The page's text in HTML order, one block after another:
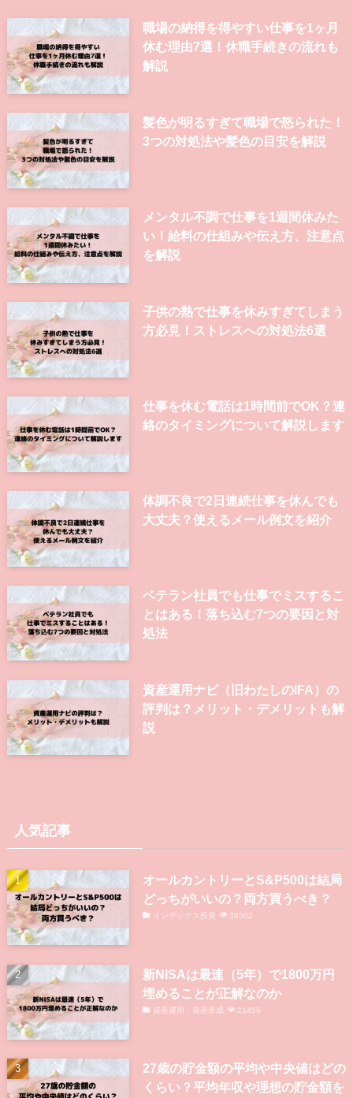
職場の納得を得やすい仕事を1ヶ月
休む理由7選！休職手続きの流れも
解説
髪色が明るすぎて職場で怒られた！
3つの対処法や髪色の目安を解説
メンタル不調で仕事を1週間休みた
い！給料の仕組みや伝え方、注意点
を解説
子供の熱で仕事を休みすぎてしまう
方必見！ストレスへの対処法6選
仕事を休む電話は1時間前でOK？連
絡のタイミングについて解説します
体調不良で2日連続仕事を休んでも
大丈夫？使えるメール例文を紹介
ベテラン社員でも仕事でミスするこ
とはある！落ち込む7つの要因と対
処法
資産運用ナビ（旧わたしのIFA）の
評判は？メリット・デメリットも解
説
人気記事
オールカントリーとS&P500は結局
どっちがいいの？両方買うべき？
インデックス投資 38562
新NISAは最速（5年）で1800万円
埋めることが正解なのか
資産運用・資産形成 21456
27歳の貯金額の平均や中央値はどの
くらい？平均年収や理想の貯金額を